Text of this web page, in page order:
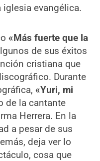
iglesia evangélica.
«Más fuerte que la
de sus éxitos
cristiana que
Durante
«Yuri, mi
de la cantante
Herrera. En la
a pesar de sus
deja ver lo
cosa que